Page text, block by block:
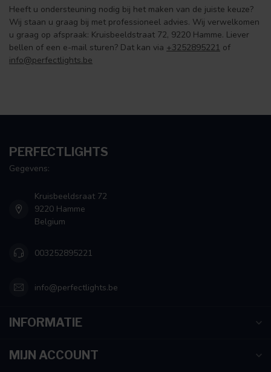
Heeft u ondersteuning nodig bij het maken van de juiste keuze?
Wij staan u graag bij met professioneel advies. Wij verwelkomen
u graag op afspraak: Kruisbeeldstraat 72, 9220 Hamme. Liever
bellen of een e-mail sturen? Dat kan via +3252895221 of
info@perfectlights.be
PERFECTLIGHTS
Gegevens:
Kruisbeeldsraat 72
9220 Hamme
Belgium
003252895221
info@perfectlights.be
INFORMATIE
MIJN ACCOUNT